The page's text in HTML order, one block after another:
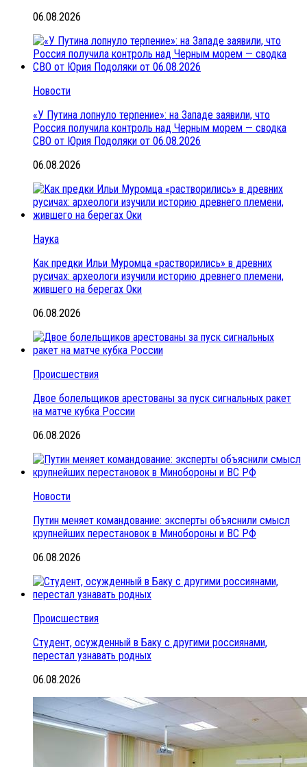
06.08.2026
Новости
«У Путина лопнуло терпение»: на Западе заявили, что
Россия получила контроль над Черным морем — сводка
СВО от Юрия Подоляки от 06.08.2026
06.08.2026
Наука
Как предки Ильи Муромца «растворились» в древних
русичах: археологи изучили историю древнего племени,
жившего на берегах Оки
06.08.2026
Происшествия
Двое болельщиков арестованы за пуск сигнальных ракет
на матче кубка России
06.08.2026
Новости
Путин меняет командование: эксперты объяснили смысл
крупнейших перестановок в Минобороны и ВС РФ
06.08.2026
Происшествия
Студент, осужденный в Баку с другими россиянами,
перестал узнавать родных
06.08.2026